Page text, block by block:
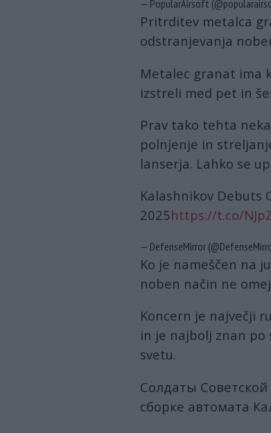
— PopularAirsoft
Pritrditev metalca
odstranjevanja
Metalec granat ima
izstreli med pet in
Prav tako tehta
polnjenje in
lanserja. Lahko se
Kalashnikov Debuts
2025https://t.co/
— DefenseMirror
Ko je nameščen na
noben način ne
Koncern je največji
in je najbolj znan
svetu.
Солдаты
сборке автомата